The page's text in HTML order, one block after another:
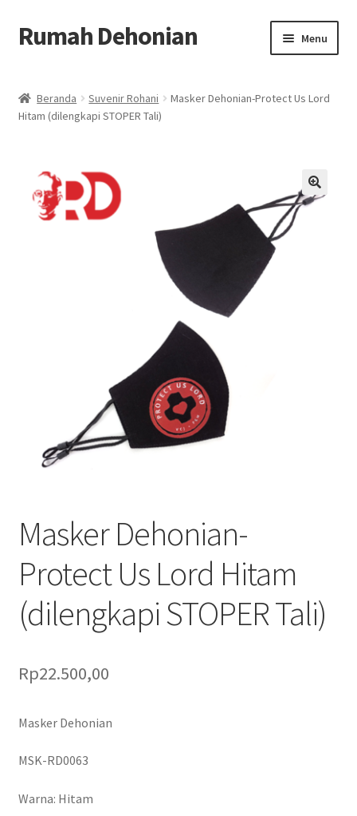
Skip
to
Skip
to
Rumah Dehonian Menu
Beranda Rohani
Cara Belanja
Print on Demand
Selamat Datang
Tentang Kami
Layanan Kami
Beranda Suvenir Rohani
Masker Dehonian-Protect Us Lord
Hitam (dilengkapi STOPER Tali)
🔍
Masker Dehonian-
Protect Us Lord Hitam
(dilengkapi STOPER Tali)
Rp22.500,00
Masker Dehonian
MSK-RD0063
Warna: Hitam